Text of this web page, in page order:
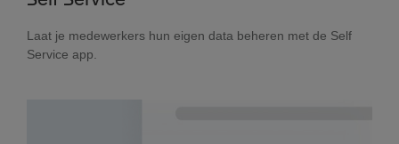
Laat je medewerkers hun eigen data beheren met de Self
Service app.